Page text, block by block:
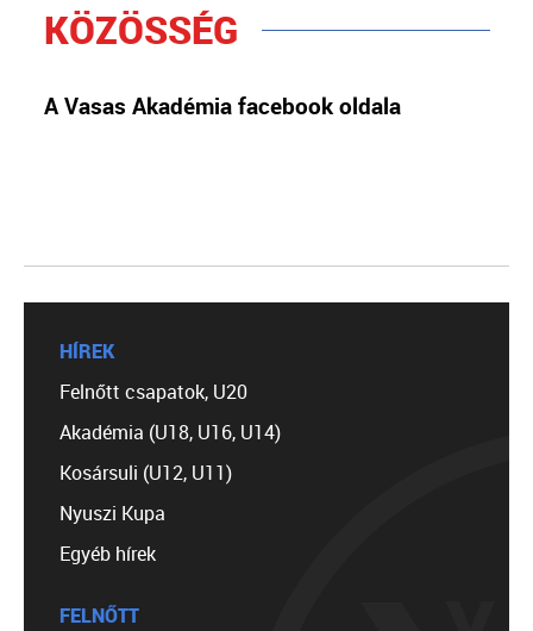
KÖZÖSSÉG
A Vasas Akadémia facebook oldala
HÍREK
Felnőtt csapatok, U20
Akadémia (U18, U16, U14)
Kosársuli (U12, U11)
Nyuszi Kupa
Egyéb hírek
FELNŐTT